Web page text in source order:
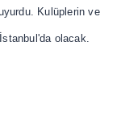
Kulüplerin ve
olacak.